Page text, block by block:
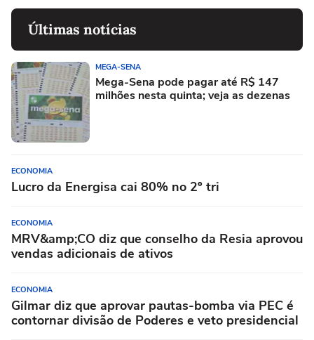
Últimas notícias
MEGA-SENA
Mega-Sena pode pagar até R$ 147
milhões nesta quinta; veja as dezenas
ECONOMIA
Lucro da Energisa cai 80% no 2º tri
ECONOMIA
MRV&amp;CO diz que conselho da Resia aprovou
vendas adicionais de ativos
ECONOMIA
Gilmar diz que aprovar pautas-bomba via PEC é
contornar divisão de Poderes e veto presidencial